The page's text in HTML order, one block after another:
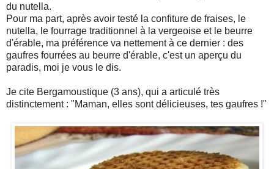
du nutella.
Pour ma part, après avoir testé la confiture de fraises, le
nutella, le fourrage traditionnel à la vergeoise et le beurre
d'érable, ma préférence va nettement à ce dernier : des
gaufres fourrées au beurre d'érable, c'est un aperçu du
paradis, moi je vous le dis.
Je cite Bergamoustique (3 ans), qui a articulé très
distinctement : "Maman, elles sont délicieuses, tes gaufres !"